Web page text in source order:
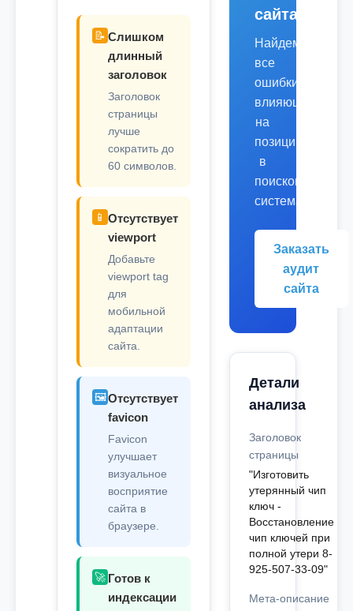
📝 Слишком
длинный
заголовок
Заголовок
страницы
лучше
сократить до
60 символов.
📱 Отсутствует
viewport
Добавьте
viewport tag
для
мобильной
адаптации
сайта.
🖼️Отсутствует
favicon
Favicon
улучшает
визуальное
восприятие
сайта в
браузере.
🚀 Готов к
индексации
сайта
Найдем
все
ошибки,
влияющие
на
позиции
в
поисковых
системах.
Заказать
аудит
сайта
Детали
анализа
Заголовок
страницы
"Изготовить
утерянный чип
ключ -
Восстановление
чип ключей при
полной утери 8-
925-507-33-09"
Мета-описание